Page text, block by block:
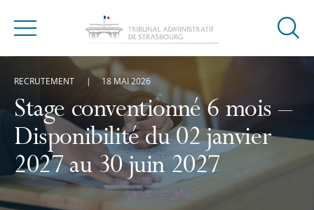
Menu
Ouvrir
Stage conventionné 6 mois –
Disponibilité du 02 janvier
2027 au 30 juin 2027
RECRUTEMENT 18 MAI 2026